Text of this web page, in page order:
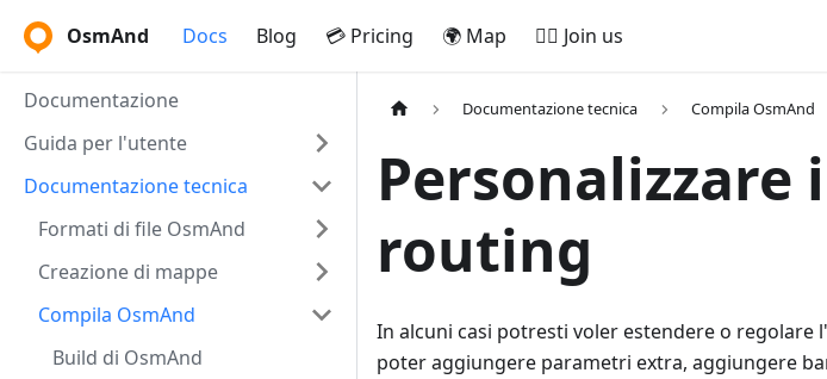
OsmAnd Docs Blog 💳 Pricing 🌍 Map 🚵‍♂️ Join us
Documentazione
Guida per l'utente
Documentazione tecnica
Formati di file OsmAnd
Creazione di mappe
Compila OsmAnd
Build di OsmAnd
Documentazione tecnica Compila OsmAnd
Personalizzare
routing
In alcuni casi potresti voler estendere o regolare
poter aggiungere parametri extra, aggiungere